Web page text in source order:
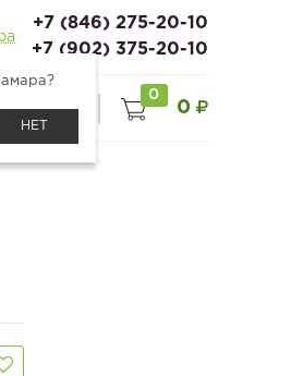
НЕТ
+7 (846) 275-20-10
+7 (902) 375-20-10
0
0